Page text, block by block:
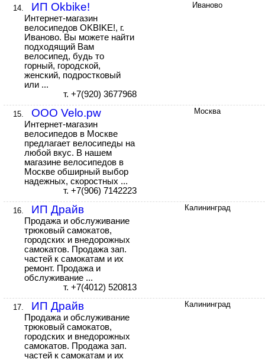
14. ИП Okbike!
Интернет-магазин
велосипедов OKBIKE!, г.
Иваново. Вы можете найти
подходящий Вам
велосипед, будь то
горный, городской,
женский, подростковый
или ...
т. +7(920) 3677968
Иваново
15. ООО Velo.pw
Интернет-магазин
велосипедов в Москве
предлагает велосипеды на
любой вкус. В нашем
магазине велосипедов в
Москве обширный выбор
надежных, скоростных ...
т. +7(906) 7142223
Москва
16. ИП Драйв
Продажа и обслуживание
трюковый самокатов,
городских и внедорожных
самокатов. Продажа зап.
частей к самокатам и их
ремонт. Продажа и
обслуживание ...
т. +7(4012) 520813
Калининград
17. ИП Драйв
Продажа и обслуживание
трюковый самокатов,
городских и внедорожных
самокатов. Продажа зап.
частей к самокатам и их
Калининград